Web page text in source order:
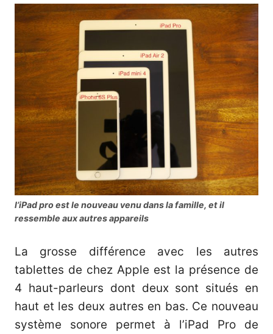
l’iPad pro est le nouveau venu dans la famille, et il
ressemble aux autres appareils
La grosse différence avec les autres
tablettes de chez Apple est la présence de
4 haut-parleurs dont deux sont situés en
haut et les deux autres en bas. Ce nouveau
système sonore permet à l’iPad Pro de